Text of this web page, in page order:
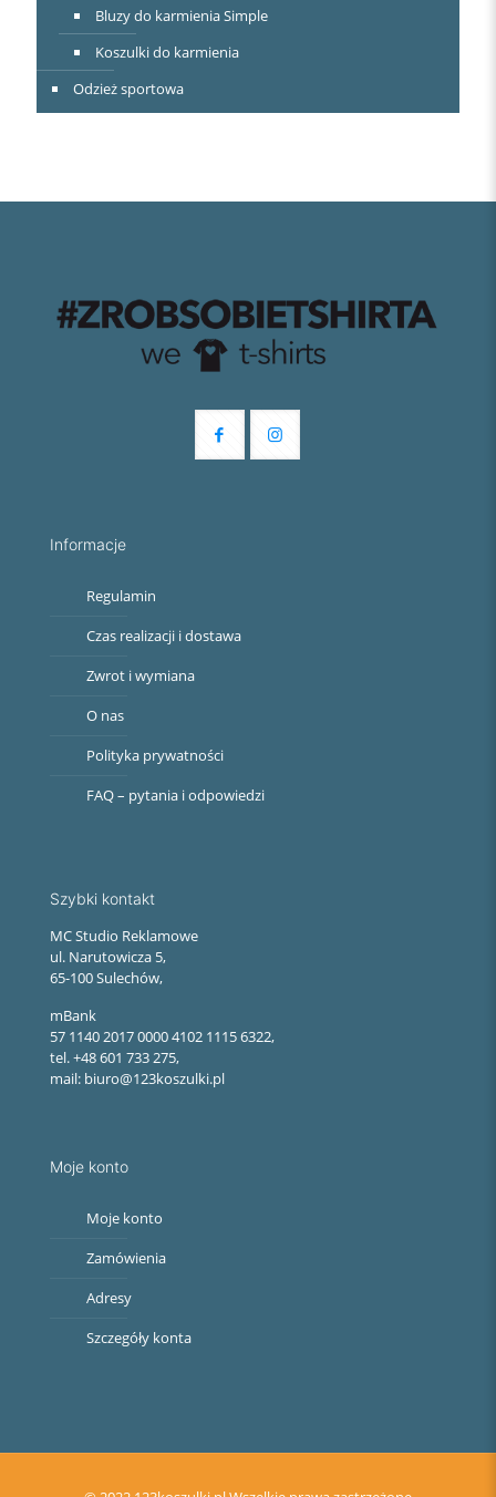
Bluzy do karmienia Simple
Koszulki do karmienia
Odzież sportowa
Informacje
Regulamin
Czas realizacji i dostawa
Zwrot i wymiana
O nas
Polityka prywatności
FAQ – pytania i odpowiedzi
Szybki kontakt
MC Studio Reklamowe
ul. Narutowicza 5,
65-100 Sulechów,
mBank
57 1140 2017 0000 4102 1115 6322,
tel. +48 601 733 275,
mail: biuro@123koszulki.pl
Moje konto
Moje konto
Zamówienia
Adresy
Szczegóły konta